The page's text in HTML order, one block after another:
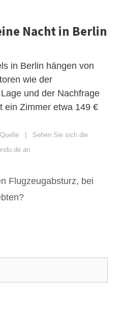
Nacht in Berlin
in Berlin hängen von
wie der
und der Nachfrage
ein Zimmer etwa 149 €
| Sehen Sie sich die
an
Flugzeugabsturz, bei